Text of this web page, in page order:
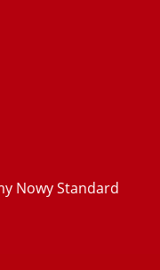
Nowy Standard